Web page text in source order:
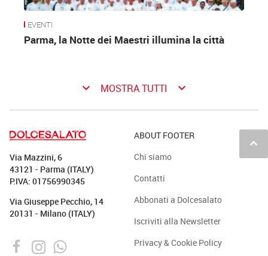
EVENTI
Parma, la Notte dei Maestri illumina la città
keyboard_arrow_down MOSTRA TUTTI keyboard_arrow_down
keyboard_arrow_up
Via Mazzini, 6
43121 - Parma (ITALY)
P.IVA: 01756990345
Via Giuseppe Pecchio, 14
20131 - Milano (ITALY)
ABOUT FOOTER
Chi siamo
Contatti
Abbonati a Dolcesalato
Iscriviti alla Newsletter
Privacy & Cookie Policy